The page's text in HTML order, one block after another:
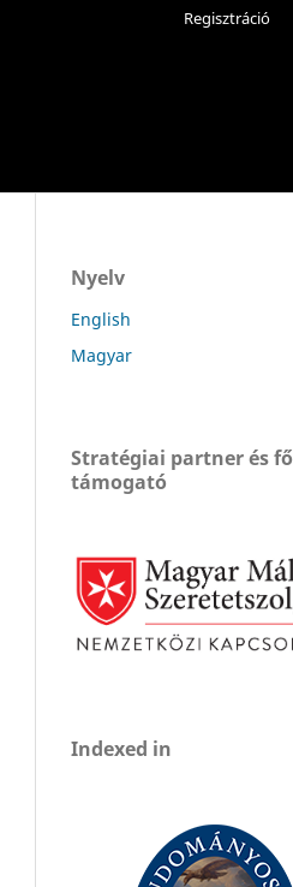
Regisztráció
Nyelv
English
Magyar
Stratégiai partner és fő
támogató
Indexed in